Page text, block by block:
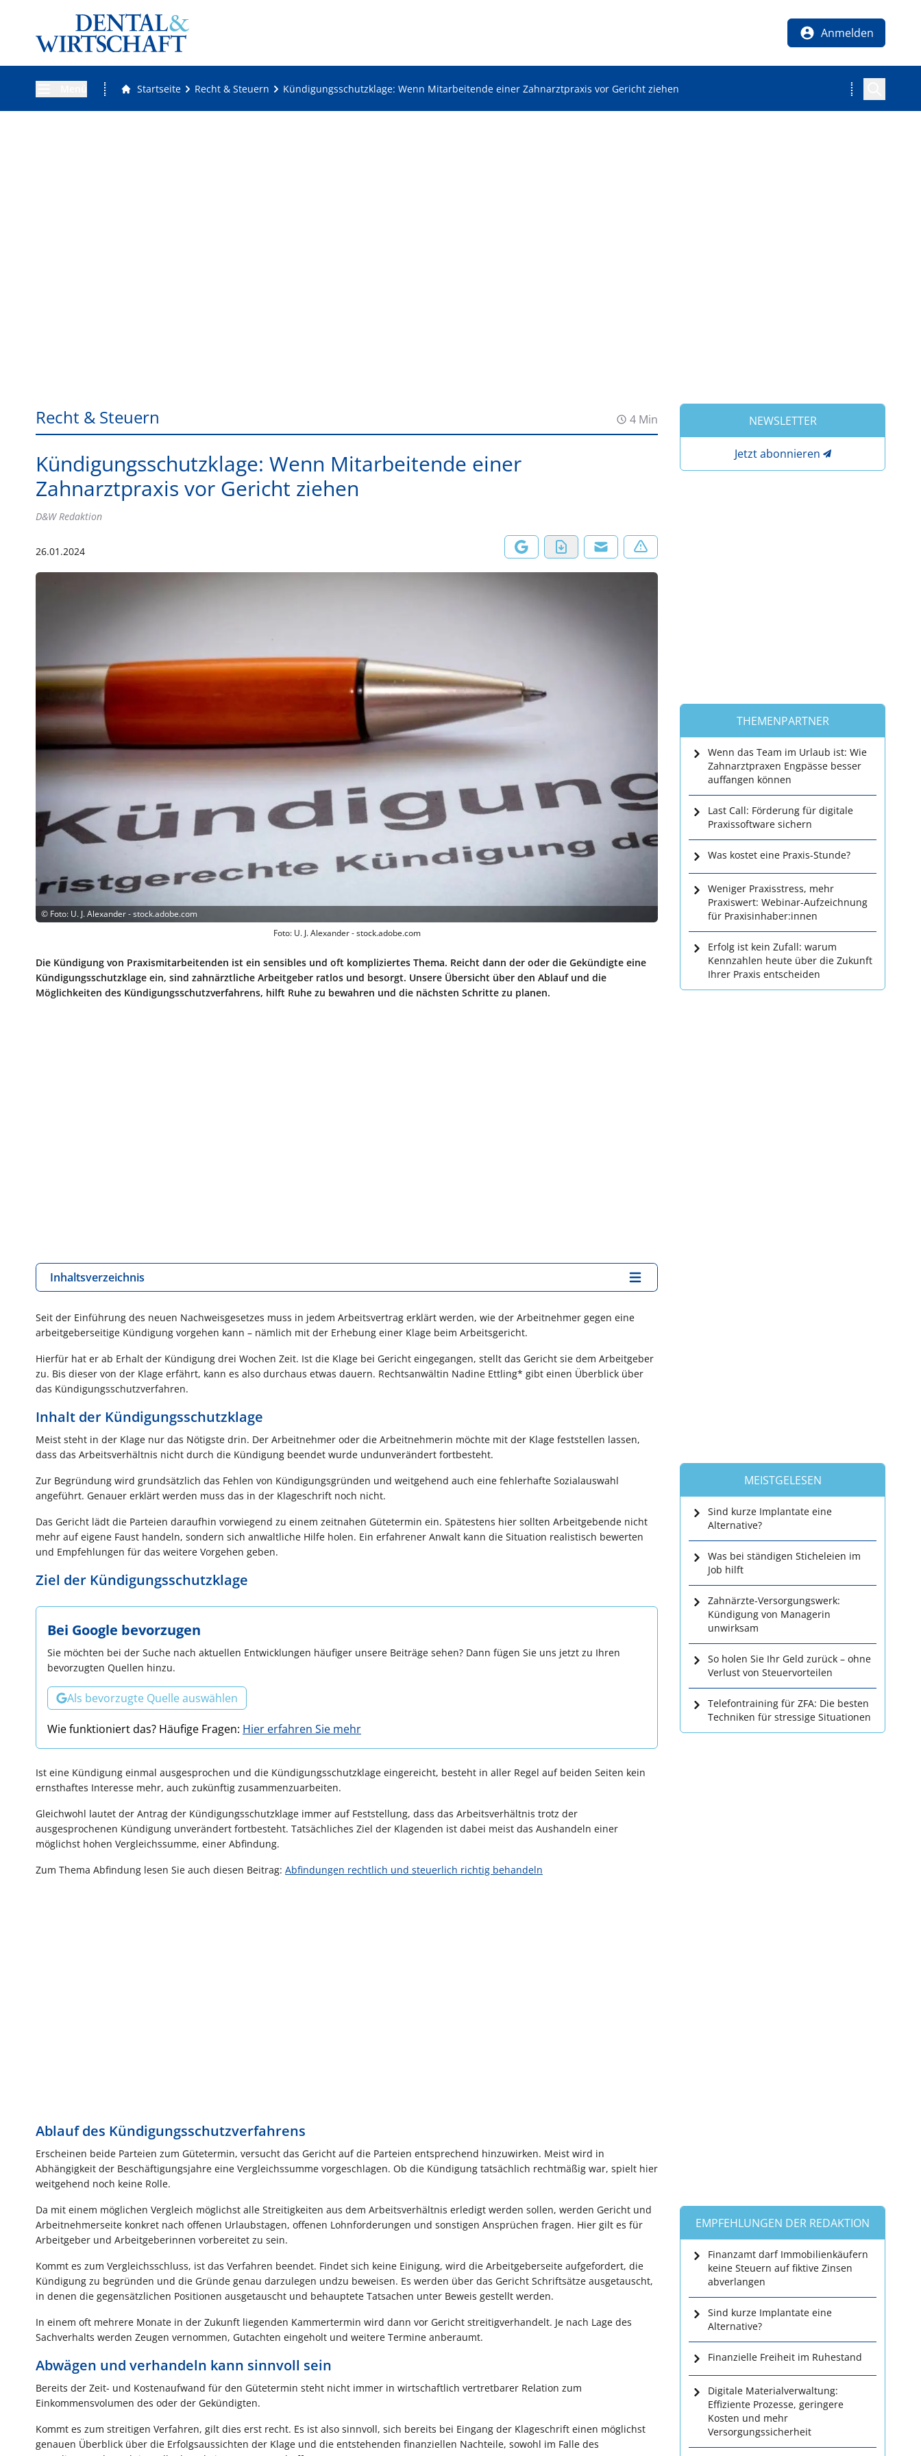
Anmelden
Startseite Recht & Steuern Kündigungsschutzklage: Wenn Mitarbeitende einer Zahnarztpraxis vor Gericht ziehen
Recht & Steuern 4 Min
Kündigungsschutzklage: Wenn Mitarbeitende einer
Zahnarztpraxis vor Gericht ziehen
D&W Redaktion
26.01.2024
© Foto: U. J. Alexander - stock.adobe.com
Foto: U. J. Alexander - stock.adobe.com
Die Kündigung von Praxismitarbeitenden ist ein sensibles und oft kompliziertes Thema. Reicht dann der oder die Gekündigte eine
Kündigungsschutzklage ein, sind zahnärztliche Arbeitgeber ratlos und besorgt. Unsere Übersicht über den Ablauf und die
Möglichkeiten des Kündigungsschutzverfahrens, hilft Ruhe zu bewahren und die nächsten Schritte zu planen.
Inhaltsverzeichnis
Seit der Einführung des neuen Nachweisgesetzes muss in jedem Arbeitsvertrag erklärt werden, wie der Arbeitnehmer gegen eine
arbeitgeberseitige Kündigung vorgehen kann – nämlich mit der Erhebung einer Klage beim Arbeitsgericht.
Hierfür hat er ab Erhalt der Kündigung drei Wochen Zeit. Ist die Klage bei Gericht eingegangen, stellt das Gericht sie dem Arbeitgeber
zu. Bis dieser von der Klage erfährt, kann es also durchaus etwas dauern. Rechtsanwältin Nadine Ettling* gibt einen Überblick über
das Kündigungsschutzverfahren.
Inhalt der Kündigungsschutzklage
Meist steht in der Klage nur das Nötigste drin. Der Arbeitnehmer oder die Arbeitnehmerin möchte mit der Klage feststellen lassen,
dass das Arbeitsverhältnis nicht durch die Kündigung beendet wurde undunverändert fortbesteht.
Zur Begründung wird grundsätzlich das Fehlen von Kündigungsgründen und weitgehend auch eine fehlerhafte Sozialauswahl
angeführt. Genauer erklärt werden muss das in der Klageschrift noch nicht.
Das Gericht lädt die Parteien daraufhin vorwiegend zu einem zeitnahen Gütetermin ein. Spätestens hier sollten Arbeitgebende nicht
mehr auf eigene Faust handeln, sondern sich anwaltliche Hilfe holen. Ein erfahrener Anwalt kann die Situation realistisch bewerten
und Empfehlungen für das weitere Vorgehen geben.
Ziel der Kündigungsschutzklage
Bei Google bevorzugen
Sie möchten bei der Suche nach aktuellen Entwicklungen häufiger unsere Beiträge sehen? Dann fügen Sie uns jetzt zu Ihren
bevorzugten Quellen hinzu.
Als bevorzugte Quelle auswählen
Wie funktioniert das? Häufige Fragen: Hier erfahren Sie mehr
Ist eine Kündigung einmal ausgesprochen und die Kündigungsschutzklage eingereicht, besteht in aller Regel auf beiden Seiten kein
ernsthaftes Interesse mehr, auch zukünftig zusammenzuarbeiten.
Gleichwohl lautet der Antrag der Kündigungsschutzklage immer auf Feststellung, dass das Arbeitsverhältnis trotz der
ausgesprochenen Kündigung unverändert fortbesteht. Tatsächliches Ziel der Klagenden ist dabei meist das Aushandeln einer
möglichst hohen Vergleichssumme, einer Abfindung.
Zum Thema Abfindung lesen Sie auch diesen Beitrag: Abfindungen rechtlich und steuerlich richtig behandeln
Ablauf des Kündigungsschutzverfahrens
Erscheinen beide Parteien zum Gütetermin, versucht das Gericht auf die Parteien entsprechend hinzuwirken. Meist wird in
Abhängigkeit der Beschäftigungsjahre eine Vergleichssumme vorgeschlagen. Ob die Kündigung tatsächlich rechtmäßig war, spielt hier
weitgehend noch keine Rolle.
Da mit einem möglichen Vergleich möglichst alle Streitigkeiten aus dem Arbeitsverhältnis erledigt werden sollen, werden Gericht und
Arbeitnehmerseite konkret nach offenen Urlaubstagen, offenen Lohnforderungen und sonstigen Ansprüchen fragen. Hier gilt es für
Arbeitgeber und Arbeitgeberinnen vorbereitet zu sein.
Kommt es zum Vergleichsschluss, ist das Verfahren beendet. Findet sich keine Einigung, wird die Arbeitgeberseite aufgefordert, die
Kündigung zu begründen und die Gründe genau darzulegen undzu beweisen. Es werden über das Gericht Schriftsätze ausgetauscht,
in denen die gegensätzlichen Positionen ausgetauscht und behauptete Tatsachen unter Beweis gestellt werden.
In einem oft mehrere Monate in der Zukunft liegenden Kammertermin wird dann vor Gericht streitigverhandelt. Je nach Lage des
Sachverhalts werden Zeugen vernommen, Gutachten eingeholt und weitere Termine anberaumt.
Abwägen und verhandeln kann sinnvoll sein
Bereits der Zeit- und Kostenaufwand für den Gütetermin steht nicht immer in wirtschaftlich vertretbarer Relation zum
Einkommensvolumen des oder der Gekündigten.
Kommt es zum streitigen Verfahren, gilt dies erst recht. Es ist also sinnvoll, sich bereits bei Eingang der Klageschrift einen möglichst
genauen Überblick über die Erfolgsaussichten der Klage und die entstehenden finanziellen Nachteile, sowohl im Falle des
NEWSLETTER
Jetzt abonnieren
THEMENPARTNER
Wenn das Team im Urlaub ist: Wie
Zahnarztpraxen Engpässe besser
auffangen können
Last Call: Förderung für digitale
Praxissoftware sichern
Was kostet eine Praxis-Stunde?
Weniger Praxisstress, mehr
Praxiswert: Webinar-Aufzeichnung
für Praxisinhaber:innen
Erfolg ist kein Zufall: warum
Kennzahlen heute über die Zukunft
Ihrer Praxis entscheiden
MEISTGELESEN
Sind kurze Implantate eine
Alternative?
Was bei ständigen Sticheleien im
Job hilft
Zahnärzte-Versorgungswerk:
Kündigung von Managerin
unwirksam
So holen Sie Ihr Geld zurück – ohne
Verlust von Steuervorteilen
Telefontraining für ZFA: Die besten
Techniken für stressige Situationen
EMPFEHLUNGEN DER REDAKTION
Finanzamt darf Immobilienkäufern
keine Steuern auf fiktive Zinsen
abverlangen
Sind kurze Implantate eine
Alternative?
Finanzielle Freiheit im Ruhestand
Digitale Materialverwaltung:
Effiziente Prozesse, geringere
Kosten und mehr
Versorgungssicherheit